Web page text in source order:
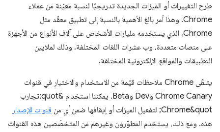
طرح التغييرات أو الميزات الجديدة تدريجيًا لنسبة معيّنة من عملاء
Chrome. وهذا أمر بالغ الأهمية بالنسبة إلى تطبيق معقّد مثل
Chrome، الذي يستخدمه مليارات الأشخاص على آلاف الأنواع من الأجهزة
على منصات متعددة، وب عشرات اللغات المختلفة، وذلك لملايين
التطبيقات والمواقع الإلكترونية المختلفة.
يتلقّى Chrome ملاحظات قيّمة من الاستخدام والاختبار في قنوات
Chrome Canary وDev وBeta. يمكننا استخدام &quot;تجارب
Chrome&quot; لتفعيل الميزات أو إيقافها ضمن أي من
قنوات الإصدار
هذه. ومع ذلك، يستخدم المطوّرون وغيرهم من المتخصّصين هذه القنوات